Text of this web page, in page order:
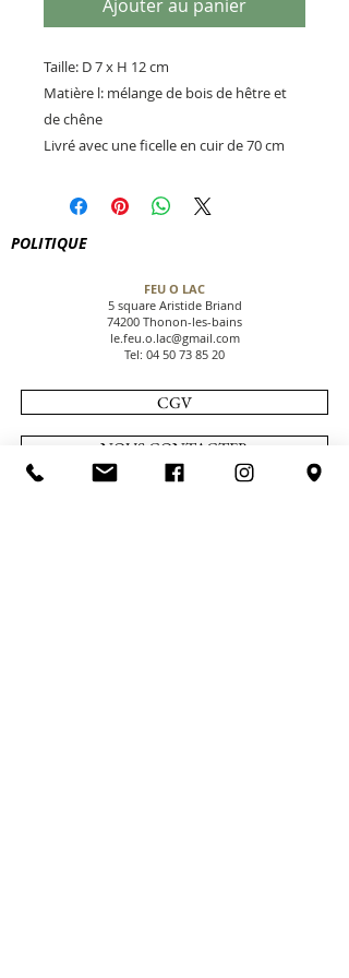
Ajouter au panier
Taille: D 7 x H 12 cm
Matière l: mélange de bois de hêtre et
de chêne
Livré avec une ficelle en cuir de 70 cm
POLITIQUE
FEU O LAC
5 square Aristide Briand
74200 Thonon-les-bains
le.feu.o.lac@gmail.com
Tel: 04 50 73 85 20
CGV
NOUS CONTACTER